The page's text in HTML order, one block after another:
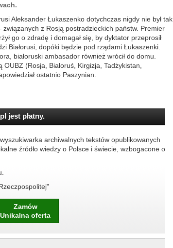
Aleksander Łukaszenko dotychczas nigdy nie był tak
związanych z Rosją postradzieckich państw. Premier
go o zdradę i domagał się, by dyktator przeprosił
Białorusi, dopóki będzie pod rządami Łukaszenki.
białoruski ambasador również wrócił do domu.
(Rosja, Białoruś, Kirgizja, Tadżykistan,
ostatnio Paszynian.
jest płatny.
archiwalnych tekstów opublikowanych
źródło wiedzy o Polsce i świecie, wzbogacone o
Zamów
Unikalna oferta